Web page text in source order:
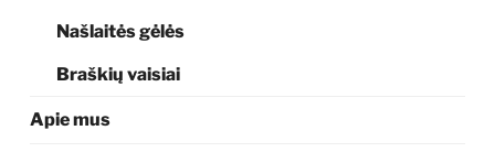
Našlaitės gėlės
Braškių vaisiai
Apie mus